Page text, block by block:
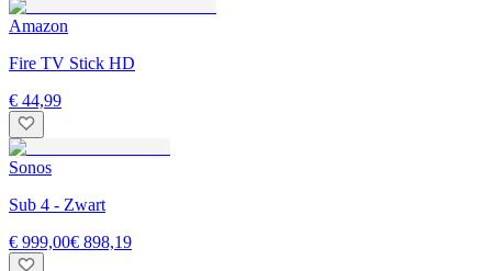
Amazon
Fire TV Stick HD
€ 44,99
Sonos
Sub 4 - Zwart
€ 999,00€ 898,19